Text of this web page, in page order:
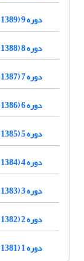
دوره 9 (1389)
دوره 8 (1388)
دوره 7 (1387)
دوره 6 (1386)
دوره 5 (1385)
دوره 4 (1384)
دوره 3 (1383)
دوره 2 (1382)
دوره 1 (1381)